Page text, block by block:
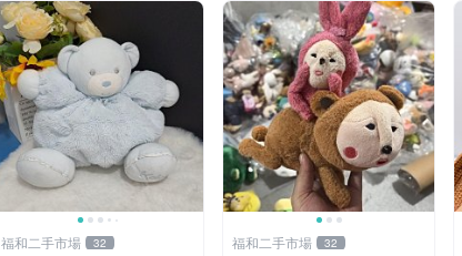
福和二手市場 32 福和二手市場 32